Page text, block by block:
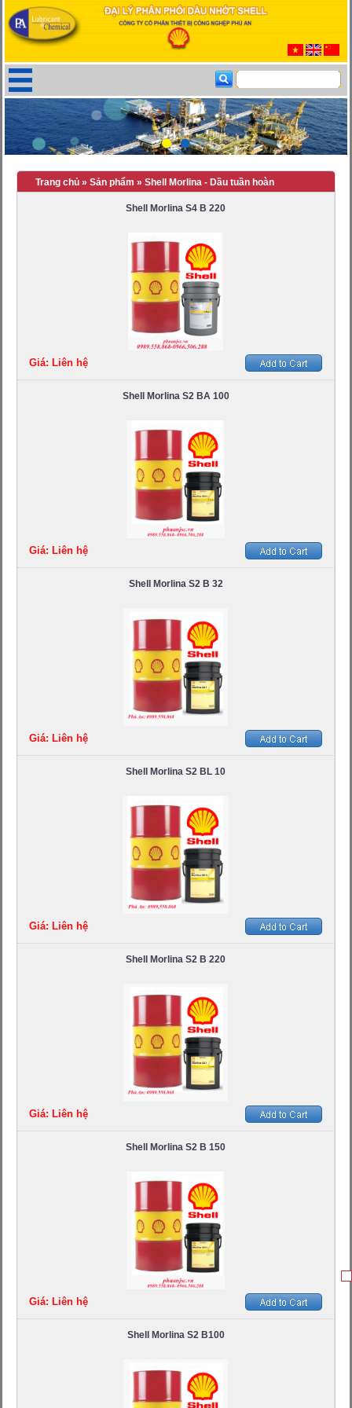
Trang chủ » Sản phẩm » Shell Morlina - Dầu tuần hoàn
Shell Morlina S4 B 220
Giá: Liên hệ
Shell Morlina S2 BA 100
Giá: Liên hệ
Shell Morlina S2 B 32
Giá: Liên hệ
Shell Morlina S2 BL 10
Giá: Liên hệ
Shell Morlina S2 B 220
Giá: Liên hệ
Shell Morlina S2 B 150
Giá: Liên hệ
Shell Morlina S2 B100